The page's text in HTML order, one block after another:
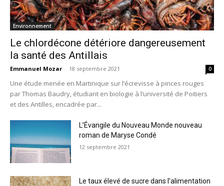
Environnement
Le chlordécone détériore dangereusement
la santé des Antillais
Emmanuel Mozar - 18 septembre 2021 0
Une étude menée en Martinique sur l’écrevisse à pinces rouges
par Thomas Baudry, étudiant en biologie à l’université de Poitiers
et des Antilles, encadrée par...
L’Évangile du Nouveau Monde nouveau
roman de Maryse Condé
12 septembre 2021
Le taux élevé de sucre dans l’alimentation